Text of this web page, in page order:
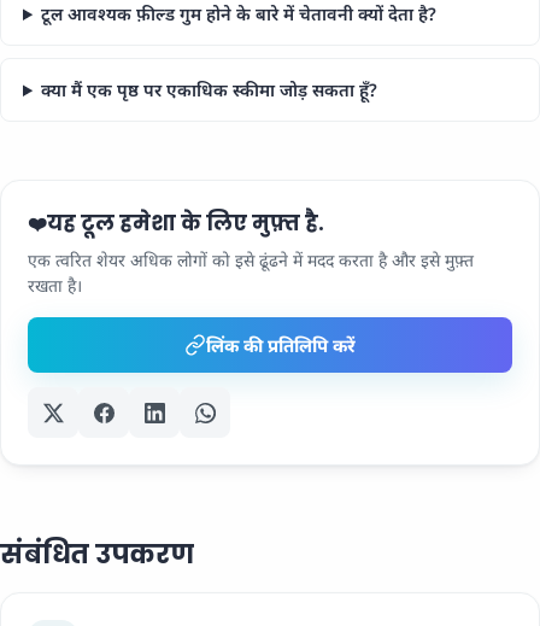
टूल आवश्यक फ़ील्ड गुम होने के बारे में चेतावनी क्यों देता है?
क्या मैं एक पृष्ठ पर एकाधिक स्कीमा जोड़ सकता हूँ?
❤️यह टूल हमेशा के लिए मुफ़्त है.
एक त्वरित शेयर अधिक लोगों को इसे ढूंढने में मदद करता है और इसे मुफ़्त
रखता है।
लिंक की प्रतिलिपि करें
संबंधित उपकरण